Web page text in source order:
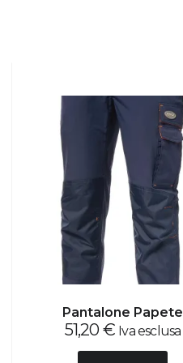
Pantalone Papete
51,20 € Iva esclusa